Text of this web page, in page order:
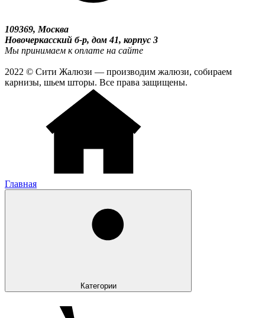
109369, Москва
Новочеркасский б-р, дом 41, корпус 3
Мы принимаем к оплате на сайте
2022 © Сити Жалюзи — производим жалюзи, собираем
карнизы, шьем шторы. Все права защищены.
Главная
Категории